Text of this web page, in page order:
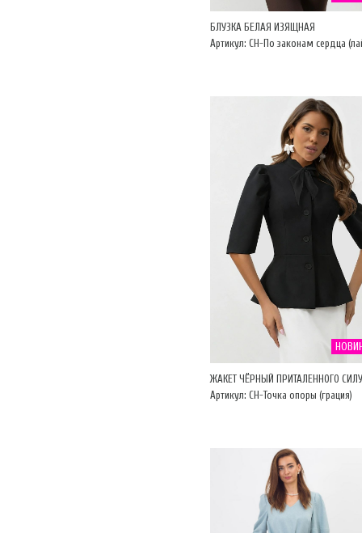
БЛУЗКА БЕЛАЯ ИЗЯЩНАЯ
Артикул: CH-По законам сердца
ЖАКЕТ ЧЁРНЫЙ ПРИТАЛЕННОГО
Артикул: CH-Точка опоры (грация)